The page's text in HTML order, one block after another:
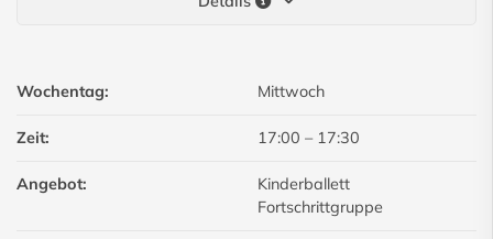
Wochentag: Mittwoch
Zeit: 17:00 – 17:30
Angebot:
Kinderballett
Fortschrittgruppe